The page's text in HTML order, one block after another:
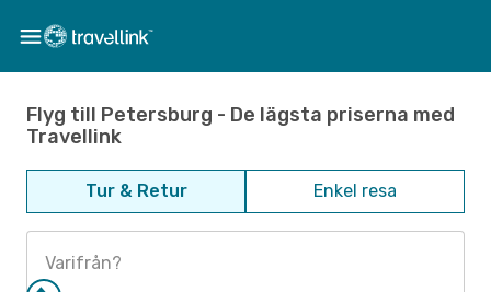
Flyg till Petersburg - De lägsta priserna med
Travellink
Tur & Retur Enkel resa
Varifrån?